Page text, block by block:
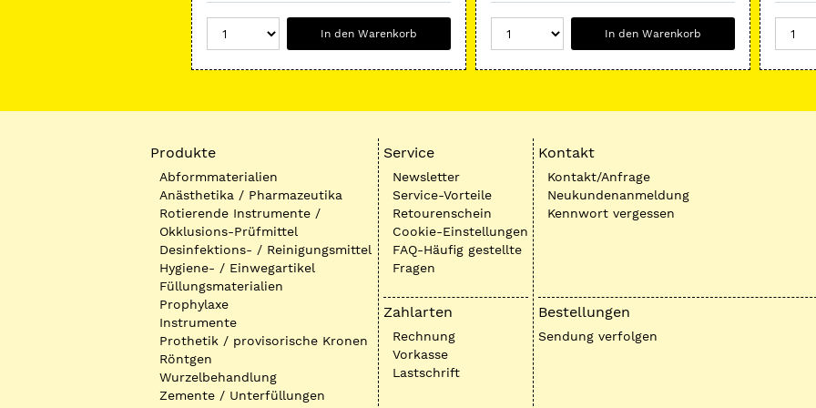
In den Warenkorb In den Warenkorb
Produkte
Abformmaterialien
Anästhetika / Pharmazeutika
Rotierende Instrumente /
Okklusions-Prüfmittel
Desinfektions- / Reinigungsmittel
Hygiene- / Einwegartikel
Füllungsmaterialien
Prophylaxe
Instrumente
Prothetik / provisorische Kronen
Röntgen
Wurzelbehandlung
Zemente / Unterfüllungen
Service
Newsletter
Service-Vorteile
Retourenschein
Cookie-Einstellungen
FAQ-Häufig gestellte
Fragen
Zahlarten
Rechnung
Vorkasse
Lastschrift
Kontakt
Kontakt/Anfrage
Neukundenanmeldung
Kennwort vergessen
Bestellungen
Sendung verfolgen